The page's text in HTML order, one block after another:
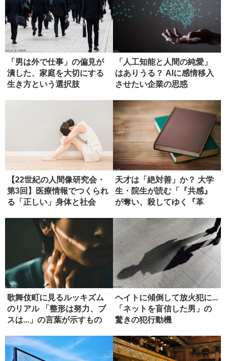
「男は外で仕事」の偏見が
潰した、家庭を大切にする
生き方という選択肢
「人工知能と人間の純愛」
はありうる？ AIに感情移入
させたい企業の思惑
【22世紀の人間像研究会・
第3回】医療情報でつくられ
る「正しい」身体と社会
天才は「絶対善」か？ 大学
生・院生が読む「『共感』
が奪い、殺してゆく『革
歌舞伎町に見るルッキズム
のリアル 「整形は努力、ブ
スは...」の言葉が示すもの
ヘイトに傾倒して放火犯に...
「ネットを盲信した男」の
驚きの犯行動機